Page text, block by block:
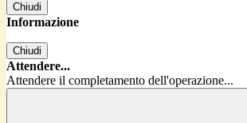
Chiudi
Informazione
Chiudi
Attendere...
Attendere il completamento dell'operazione...